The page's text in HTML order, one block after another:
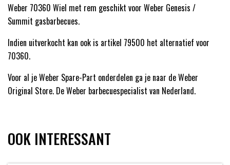
Weber 70360 Wiel met rem geschikt voor Weber Genesis /
Summit gasbarbecues.
Indien uitverkocht kan ook is artikel 79500 het alternatief voor
70360.
Voor al je Weber Spare-Part onderdelen ga je naar de Weber
Original Store. De Weber barbecuespecialist van Nederland.
OOK INTERESSANT